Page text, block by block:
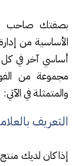
بصفتك صاحب
الأساسية من
أساسي آخر في
مجموعة من
والمتمثلة في الآتي:
التعريف
إذا كان لديك